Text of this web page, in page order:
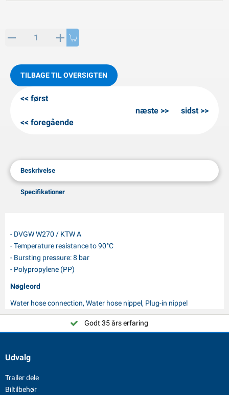
KO artikler
TILBAGE TIL OVERSIGTEN
først
foregående
næste sidst
Beskrivelse
Specifikationer
- DVGW W270 / KTW A
- Temperature resistance to 90°C
- Bursting pressure: 8 bar
- Polypropylene (PP)
Nøgleord
Water hose connection, Water hose nippel, Plug-in nippel
Godt 35 års erfaring
Udvalg
Trailer dele
Biltilbehør